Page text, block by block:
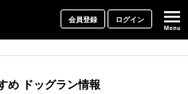
会員登録 ログイン
め ドッグラン情報